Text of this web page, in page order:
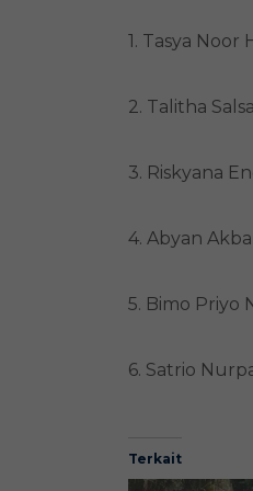
1. Tasya
2. Talitha
3. Riskyana
4. Abyan
5. Bimo
6. Satrio
Terkait